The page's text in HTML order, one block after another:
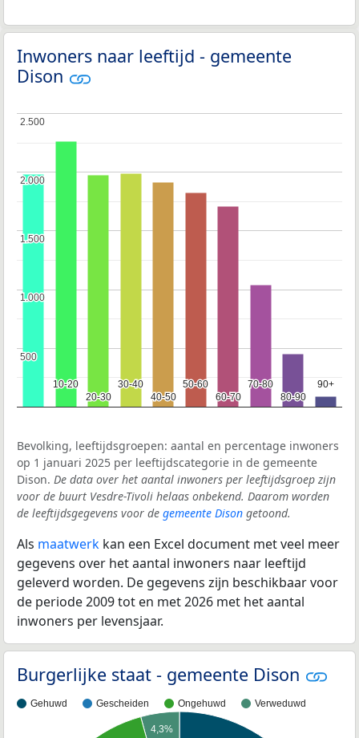
Inwoners naar leeftijd - gemeente
Dison
10-20
10-20
20-30
20-30
30-40
30-40
40-50
40-50
50-60
50-60
60-70
60-70
70-80
70-80
80-90
80-90
90+
90+
500
500
1.000
1.000
1.500
1.500
2.000
2.000
2.500
2.500
Bevolking, leeftijdsgroepen: aantal en percentage inwoners
op 1 januari 2025 per leeftijdscategorie in de gemeente
Dison. De data over het aantal inwoners per leeftijdsgroep zijn
voor de buurt Vesdre-Tivoli helaas onbekend. Daarom worden
de leeftijdsgegevens voor de gemeente Dison getoond.
Als maatwerk kan een Excel document met veel meer
gegevens over het aantal inwoners naar leeftijd
geleverd worden. De gegevens zijn beschikbaar voor
de periode 2009 tot en met 2026 met het aantal
inwoners per levensjaar.
Burgerlijke staat - gemeente Dison
Gehuwd Gescheiden Ongehuwd Verweduwd
4,3%